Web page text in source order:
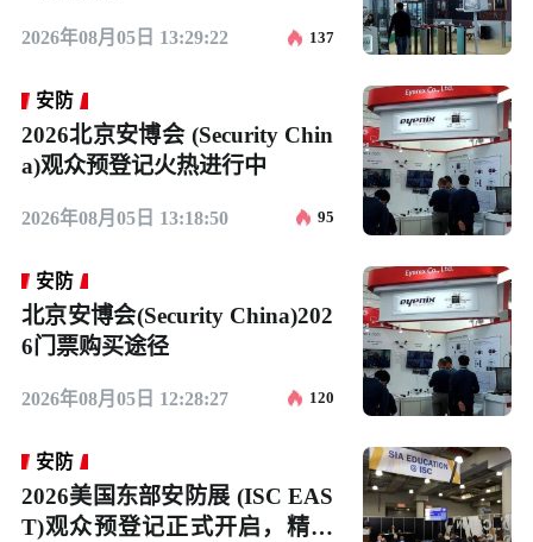
2026年08月05日 13:29:22 137
安防
2026北京安博会 (Security Chin
a)观众预登记火热进行中
2026年08月05日 13:18:50 95
安防
北京安博会(Security China)202
6门票购买途径
2026年08月05日 12:28:27 120
安防
2026美国东部安防展 (ISC EAS
T)观众预登记正式开启，精彩